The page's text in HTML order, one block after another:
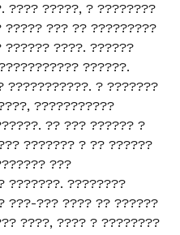
???? ?????, ? ????????
??? ?? ?????????
????. ??????
??????.
???????????. ? ???????
???????????
?? ??? ?????? ?
??????? ? ?? ??????
???
???????. ????????
???-??? ???? ?? ??????
????, ???? ? ????????